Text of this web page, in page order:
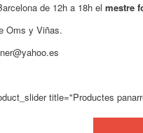
de 12h a 18h el mestre
Oms y Viñas.
title="Productes